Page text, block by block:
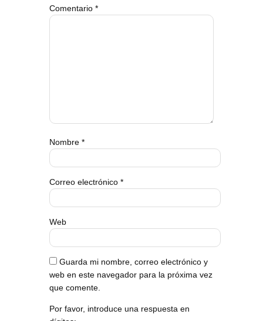
Comentario *
Nombre *
Correo electrónico *
Web
Guarda mi nombre, correo electrónico y
web en este navegador para la próxima vez
que comente.
Por favor, introduce una respuesta en